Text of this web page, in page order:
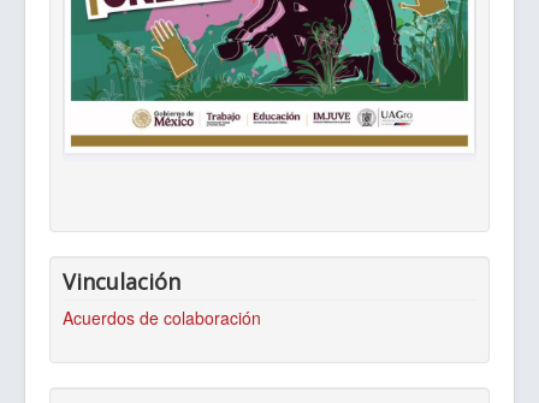
Vinculación
Acuerdos de colaboración